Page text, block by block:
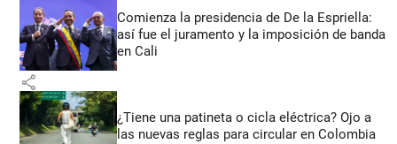
Comienza la presidencia de De la Espriella:
así fue el juramento y la imposición de banda
en Cali
share
¿Tiene una patineta o cicla eléctrica? Ojo a
las nuevas reglas para circular en Colombia